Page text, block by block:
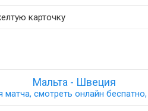
карточку
Мальта - Швеция
матча, смотреть онлайн